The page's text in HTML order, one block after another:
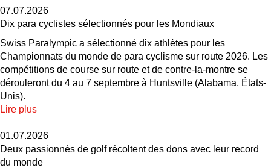
07.07.2026
Dix para cyclistes sélectionnés pour les Mondiaux
Swiss Paralympic a sélectionné dix athlètes pour les
Championnats du monde de para cyclisme sur route 2026. Les
compétitions de course sur route et de contre-la-montre se
dérouleront du 4 au 7 septembre à Huntsville (Alabama, États-
Unis).
Lire plus
01.07.2026
Deux passionnés de golf récoltent des dons avec leur record
du monde